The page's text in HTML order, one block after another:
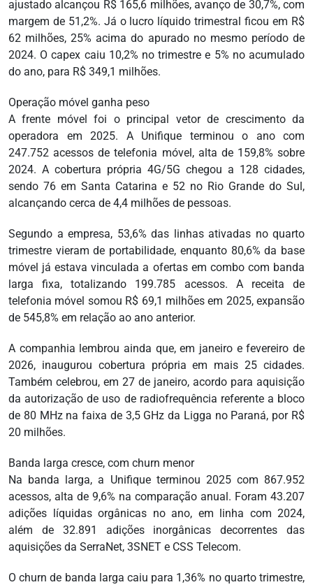
ajustado alcançou R$ 165,6 milhões, avanço de 30,7%, com
margem de 51,2%. Já o lucro líquido trimestral ficou em R$
62 milhões, 25% acima do apurado no mesmo período de
2024. O capex caiu 10,2% no trimestre e 5% no acumulado
do ano, para R$ 349,1 milhões.
Operação móvel ganha peso
A frente móvel foi o principal vetor de crescimento da
operadora em 2025. A Unifique terminou o ano com
247.752 acessos de telefonia móvel, alta de 159,8% sobre
2024. A cobertura própria 4G/5G chegou a 128 cidades,
sendo 76 em Santa Catarina e 52 no Rio Grande do Sul,
alcançando cerca de 4,4 milhões de pessoas.
Segundo a empresa, 53,6% das linhas ativadas no quarto
trimestre vieram de portabilidade, enquanto 80,6% da base
móvel já estava vinculada a ofertas em combo com banda
larga fixa, totalizando 199.785 acessos. A receita de
telefonia móvel somou R$ 69,1 milhões em 2025, expansão
de 545,8% em relação ao ano anterior.
A companhia lembrou ainda que, em janeiro e fevereiro de
2026, inaugurou cobertura própria em mais 25 cidades.
Também celebrou, em 27 de janeiro, acordo para aquisição
da autorização de uso de radiofrequência referente a bloco
de 80 MHz na faixa de 3,5 GHz da Ligga no Paraná, por R$
20 milhões.
Banda larga cresce, com churn menor
Na banda larga, a Unifique terminou 2025 com 867.952
acessos, alta de 9,6% na comparação anual. Foram 43.207
adições líquidas orgânicas no ano, em linha com 2024,
além de 32.891 adições inorgânicas decorrentes das
aquisições da SerraNet, 3SNET e CSS Telecom.
O churn de banda larga caiu para 1,36% no quarto trimestre,